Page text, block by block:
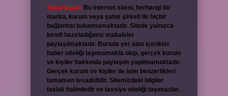
Yasal Uyarı: Bu internet sitesi, herhangi bir
marka, kurum veya şahıs şirketi ile hiçbir
bağlantısı bulunmamaktadır. Sitede yalnızca
kendi hazırladığımız makaleler
paylaşılmaktadır. Burada yer alan içerikler
haber niteliği taşımamakta olup, gerçek kurum
ve kişiler hakkında paylaşım yapılmamaktadır.
Gerçek kurum ve kişiler ile isim benzerlikleri
tamamen tesadüfidir. Sitemizdeki bilgiler
taslak halindedir ve tavsiye niteliği taşımazlar.